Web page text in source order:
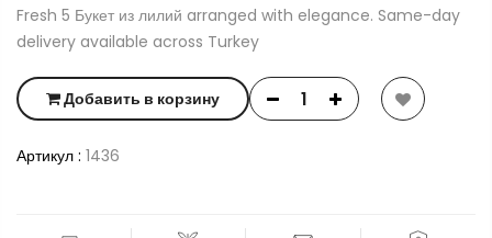
Fresh 5 Букет из лилий arranged with elegance. Same-day
delivery available across Turkey
Добавить в корзину
Артикул : 1436